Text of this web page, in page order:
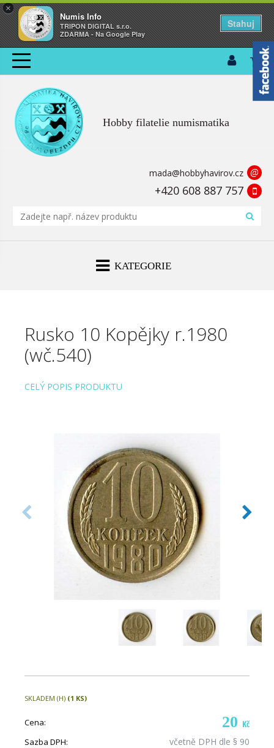
×
Numis Info
TRIPON DIGITAL s.r.o.
ZDARMA - Na Google Play
Stahuj
Hobby filatelie numismatika
mada@hobbyhavirov.cz @
+420 608 887 757
KATEGORIE
Rusko 10 Kopějky r.1980
(wč.540)
CELÝ POPIS PRODUKTU
SKLADEM (H) (1 KS)
Cena: 20 Kč
Sazba DPH: včetně DPH dle § 90